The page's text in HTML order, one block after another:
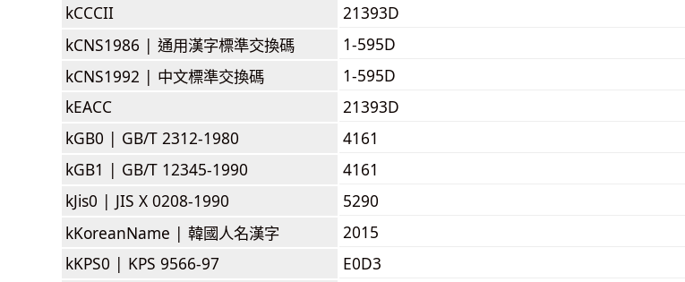
kCCCII
21393D
kCNS1986 | 通用漢字標準交換碼
1-595D
kCNS1992 | 中文標準交換碼
1-595D
kEACC
21393D
kGB0 | GB/T 2312-1980
4161
kGB1 | GB/T 12345-1990
4161
kJis0 | JIS X 0208-1990
5290
kKoreanName | 韓國人名漢字
2015
kKPS0 | KPS 9566-97
E0D3